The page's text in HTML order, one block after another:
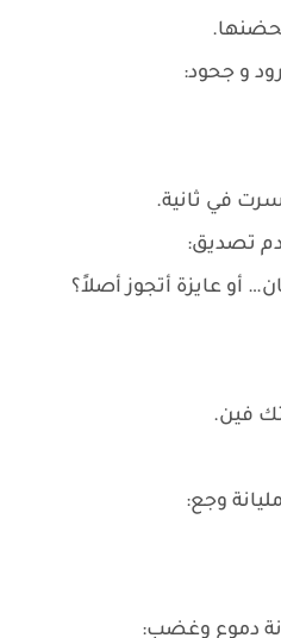
و جحود:
في ثانية.
تصديق:
أو عايزة أتجوز أصلاً؟
فين.
وجع:
دموع وغضب: